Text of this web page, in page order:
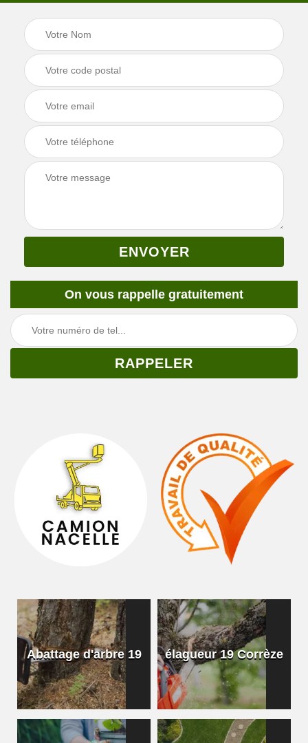
On vous rappelle gratuitement
Abattage d'arbre 19 élagueur 19 Corrèze